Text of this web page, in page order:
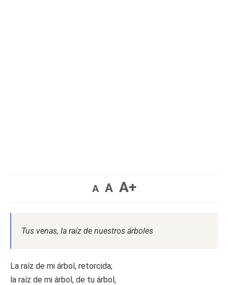
A A A+
Tus venas, la raíz de nuestros árboles
La raíz de mi árbol, retorcida;
la raíz de mi árbol, de tu árbol,